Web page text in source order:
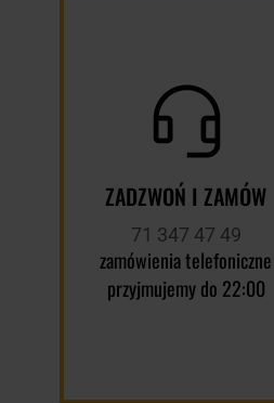
ZADZWOŃ I ZAMÓW
71 347 47 49
zamówienia telefoniczne
przyjmujemy do 22:00